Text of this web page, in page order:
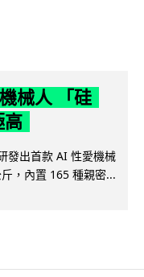
械人 「硅
高
發出首款 AI 性愛機械
，內置 165 種親密...